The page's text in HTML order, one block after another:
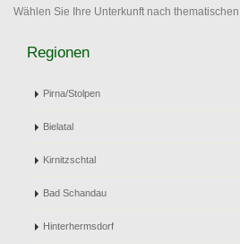
Wählen Sie Ihre Unterkunft nach
Regionen
Pirna/Stolpen
Bielatal
Kirnitzschtal
Bad Schandau
Hinterhermsdorf